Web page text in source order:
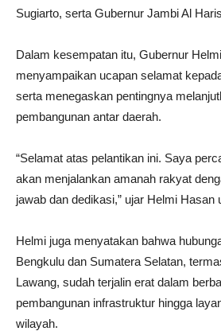
Sugiarto, serta Gubernur Jambi Al
Dalam kesempatan itu, Gubernur
menyampaikan ucapan selamat
serta menegaskan pentingnya
pembangunan antar daerah.
“Selamat atas pelantikan ini. Saya
akan menjalankan amanah rakyat
jawab dan dedikasi,” ujar Helmi Hasan
Helmi juga menyatakan bahwa
Bengkulu dan Sumatera Selatan,
Lawang, sudah terjalin erat dalam
pembangunan infrastruktur hingga
wilayah.